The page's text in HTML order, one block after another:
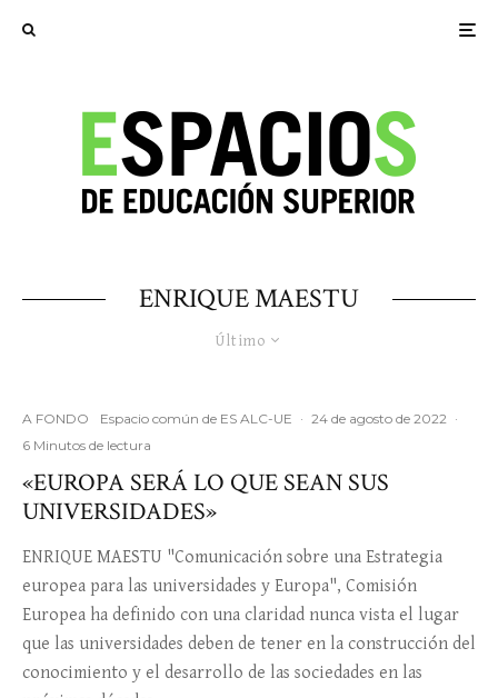
ENRIQUE MAESTU
Último
A FONDO Espacio común de ES ALC-UE · 24 de agosto de 2022 ·
6 Minutos de lectura
«EUROPA SERÁ LO QUE SEAN SUS
UNIVERSIDADES»
ENRIQUE MAESTU "Comunicación sobre una Estrategia
europea para las universidades y Europa", Comisión
Europea ha definido con una claridad nunca vista el lugar
que las universidades deben de tener en la construcción del
conocimiento y el desarrollo de las sociedades en las